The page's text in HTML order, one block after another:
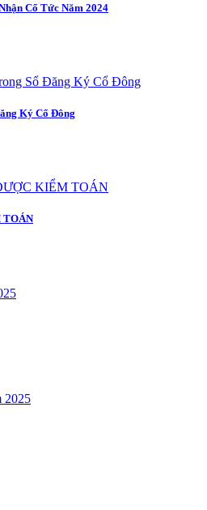
Cổ Tức Năm 2024
Ký Cổ Đông
TOÁN